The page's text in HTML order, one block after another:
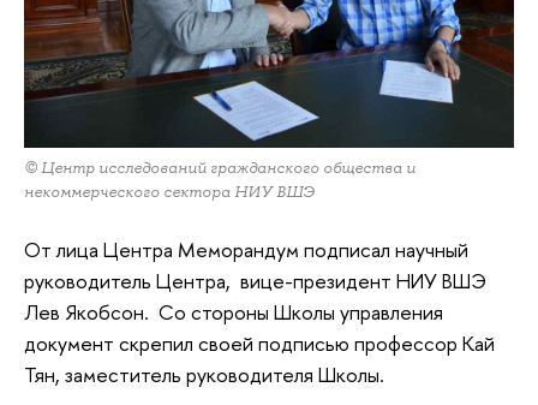
© Центр исследований гражданского общества и
некоммерческого сектора НИУ ВШЭ
От лица Центра Меморандум подписал научный
руководитель Центра, вице-президент НИУ ВШЭ
Лев Якобсон. Со стороны Школы управления
документ скрепил своей подписью профессор Кай
Тян, заместитель руководителя Школы.